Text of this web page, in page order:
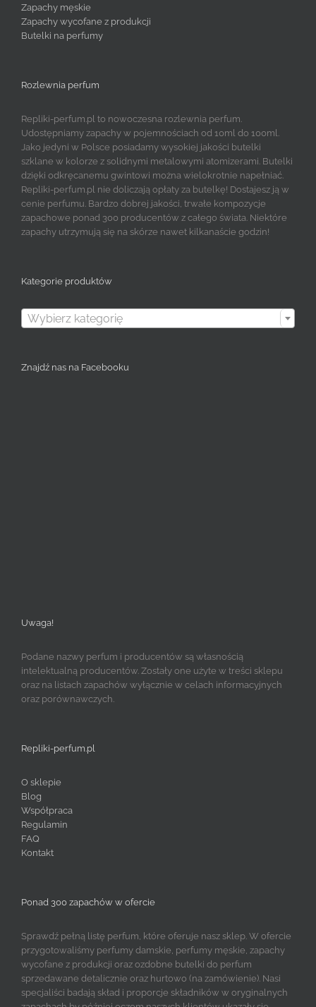
Zapachy męskie
Zapachy wycofane z produkcji
Butelki na perfumy
Rozlewnia perfum
Repliki-perfum.pl to nowoczesna rozlewnia perfum.
Udostępniamy zapachy w pojemnościach od 10ml do 100ml.
Jako jedyni w Polsce posiadamy wysokiej jakości butelki
szklane w kolorze z solidnymi metalowymi atomizerami. Butelki
dzięki odkręcanemu gwintowi można wielokrotnie napełniać.
Repliki-perfum.pl nie doliczają opłaty za butelkę! Dostajesz ją w
cenie perfumu. Bardzo dobrej jakości, trwałe kompozycje
zapachowe ponad 300 producentów z całego świata. Niektóre
zapachy utrzymują się na skórze nawet kilkanaście godzin!
Kategorie produktów
Wybierz kategorię
Znajdź nas na Facebooku
Uwaga!
Podane nazwy perfum i producentów są własnością
intelektualną producentów. Zostały one użyte w treści sklepu
oraz na listach zapachów wyłącznie w celach informacyjnych
oraz porównawczych.
Repliki-perfum.pl
O sklepie
Blog
Współpraca
Regulamin
FAQ
Kontakt
Ponad 300 zapachów w ofercie
Sprawdź pełną listę perfum, które oferuje nasz sklep. W ofercie
przygotowaliśmy perfumy damskie, perfumy męskie, zapachy
wycofane z produkcji oraz ozdobne butelki do perfum
sprzedawane detalicznie oraz hurtowo (na zamówienie). Nasi
specjaliści badają skład i proporcje składników w oryginalnych